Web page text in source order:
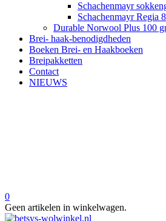
Schachenmayr
Schachenmayr Regia
Durable Norwool Plus 100
Brei- haak-benodigdheden
Boeken Brei- en Haakboeken
Breipakketten
Contact
NIEUWS
0
Geen artikelen in winkelwagen.